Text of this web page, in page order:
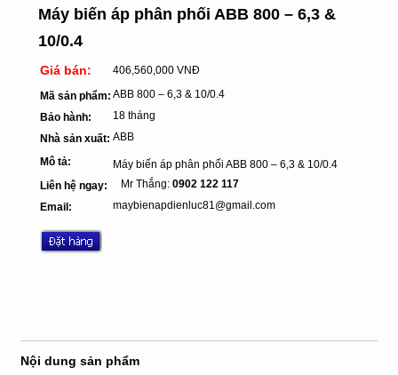
Máy biến áp phân phối ABB 800 – 6,3 &
10/0.4
Giá bán: 406,560,000 VNĐ
Mã sản phẩm: ABB 800 – 6,3 & 10/0.4
Bảo hành:
18 tháng
Nhà sản xuất: ABB
Mô tả:
Máy biến áp phân phối ABB 800 – 6,3 & 10/0.4
Liên hệ ngay:
Mr Thắng: 0902 122 117
Email:
maybienapdienluc81@gmail.com
Nội dung sản phẩm